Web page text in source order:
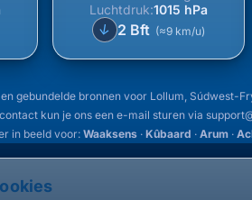
Luchtdruk:1015 hPa
↑ 2 Bft (≈9 km/u)
gebundelde bronnen voor Lollum, Súdwest-
kun je ons een e-mail sturen via
in beeld voor:Waaksens · Kûbaard · Arum ·